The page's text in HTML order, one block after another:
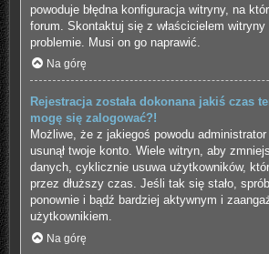
powoduje błędna konfiguracja witryny, na
forum. Skontaktuj się z właścicielem
problemie. Musi on go naprawić.
Na górę
Rejestracja została dokonana jakiś czas
mogę się zalogować?!
Możliwe, że z jakiegoś powodu administrator
usunął twoje konto. Wiele witryn, aby
danych, cyklicznie usuwa użytkowników,
przez dłuższy czas. Jeśli tak się stało,
ponownie i bądź bardziej aktywnym i
użytkownikiem.
Na górę